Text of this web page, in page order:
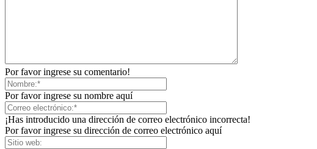
Por favor ingrese su comentario!
Por favor ingrese su nombre aquí
¡Has introducido una dirección de correo electrónico incorrecta!
Por favor ingrese su dirección de correo electrónico aquí